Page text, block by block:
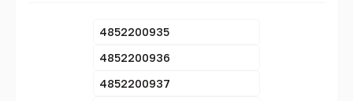
4852200935
4852200936
4852200937